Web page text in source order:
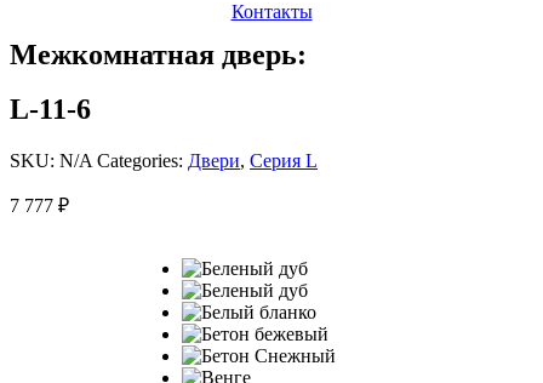
Контакты
Межкомнатная дверь:
L-11-6
SKU: N/A Categories: Двери, Серия L
7 777 ₽